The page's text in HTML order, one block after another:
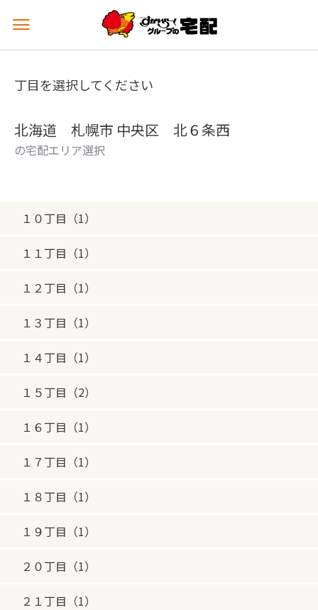
メ
ュ
を
丁目を選択してください
北海道 札幌市 中央区 北６条西
の宅配エリア選択
１０丁目（1）
１１丁目（1）
１２丁目（1）
１３丁目（1）
１４丁目（1）
１５丁目（2）
１６丁目（1）
１７丁目（1）
１８丁目（1）
１９丁目（1）
２０丁目（1）
２１丁目（1）